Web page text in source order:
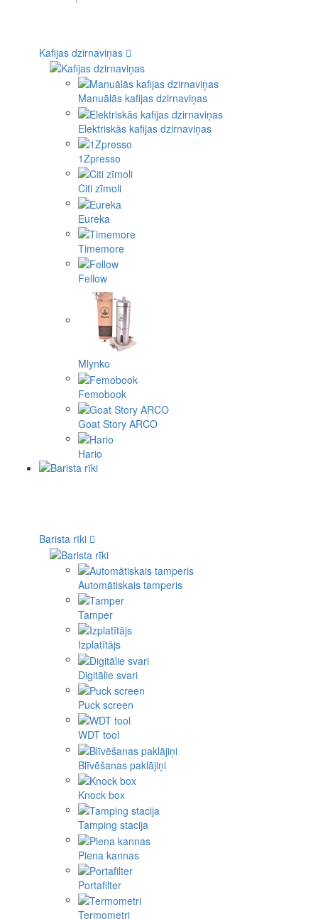
Kafijas dzirnaviņas
Manuālās kafijas dzirnaviņas
Elektriskās kafijas dzirnaviņas
1Zpresso
Citi zīmoli
Eureka
Timemore
Fellow
Mlynko
Femobook
Goat Story ARCO
Hario
Barista rīki
Automātiskais tamperis
Tamper
Izplatītājs
Digitālie svari
Puck screen
WDT tool
Blīvēšanas paklājiņi
Knock box
Tamping stacija
Piena kannas
Portafilter
Termometri